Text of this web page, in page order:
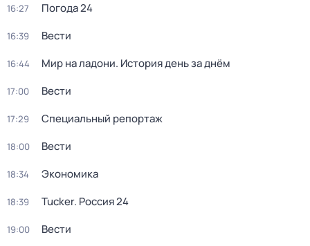
16:27 Погода 24
16:39 Вести
16:44 Мир на ладони. История день за днём
17:00 Вести
17:29 Специальный репортаж
18:00 Вести
18:34 Экономика
18:39 Tucker. Россия 24
19:00 Вести